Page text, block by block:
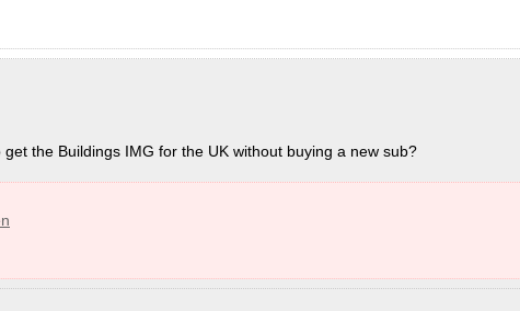
the Buildings IMG for the UK without buying a new sub?